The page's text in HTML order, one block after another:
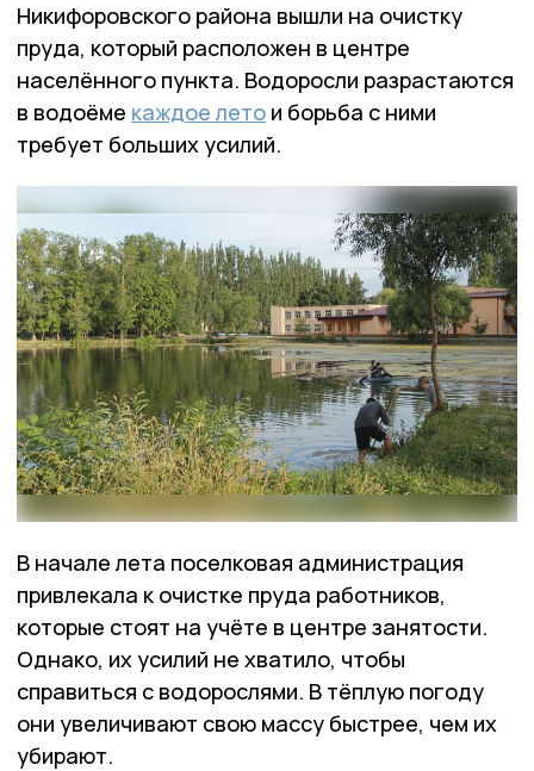
Никифоровского района вышли на очистку
пруда, который расположен в центре
населённого пункта. Водоросли разрастаются
в водоёме каждое лето и борьба с ними
требует больших усилий.
В начале лета поселковая администрация
привлекала к очистке пруда работников,
которые стоят на учёте в центре занятости.
Однако, их усилий не хватило, чтобы
справиться с водорослями. В тёплую погоду
они увеличивают свою массу быстрее, чем их
убирают.